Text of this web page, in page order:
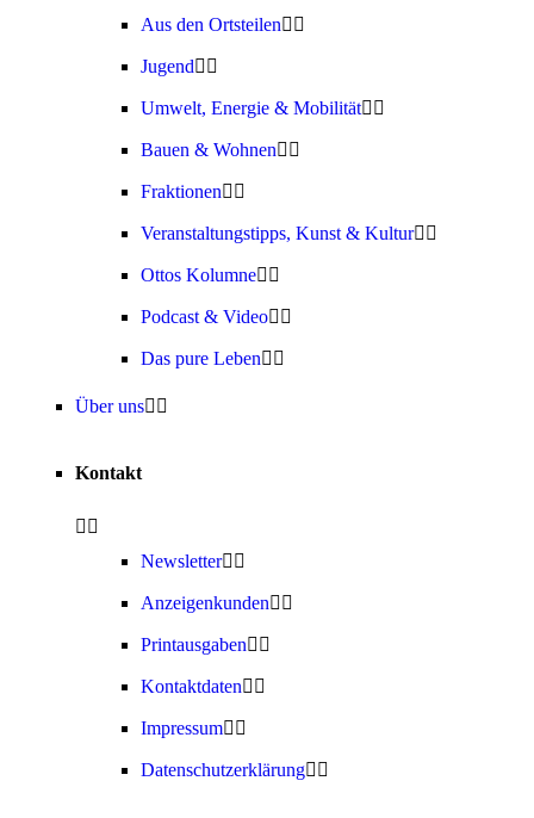
Aus den Ortsteilen
Jugend
Umwelt, Energie & Mobilität
Bauen & Wohnen
Fraktionen
Veranstaltungstipps, Kunst & Kultur
Ottos Kolumne
Podcast & Video
Das pure Leben
Über uns
Kontakt
Newsletter
Anzeigenkunden
Printausgaben
Kontaktdaten
Impressum
Datenschutzerklärung